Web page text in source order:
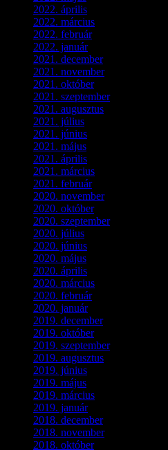
2022. április
2022. március
2022. február(4)
2022. január(3)
2021. december(2)
2021. november(5)
2021. október(8)
2021. szeptember(4)
2021. augusztus
2021. július
2021. június
2021. május
2021. április
2021. március
2021. február(4)
2020. november(4)
2020. október(4)
2020. szeptember(1)
2020. július
2020. június
2020. május
2020. április
2020. március
2020. február(6)
2020. január(1)
2019. december(4)
2019. október(3)
2019. szeptember(2)
2019. augusztus
2019. június
2019. május
2019. március
2019. január(1)
2018. december(3)
2018. november(1)
2018. október(1)